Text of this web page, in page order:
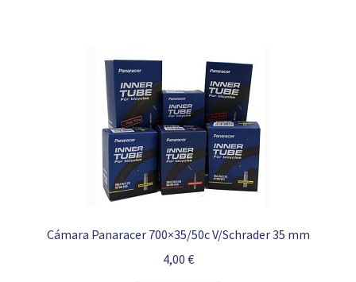
Cámara Panaracer 700×35/50c V/Schrader 35 mm
4,00 €